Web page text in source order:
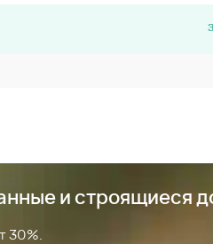
и строящиеся
30%.